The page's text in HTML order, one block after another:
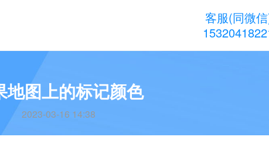
客服(同微
地图上的标记颜色
2023-03-16 14:38